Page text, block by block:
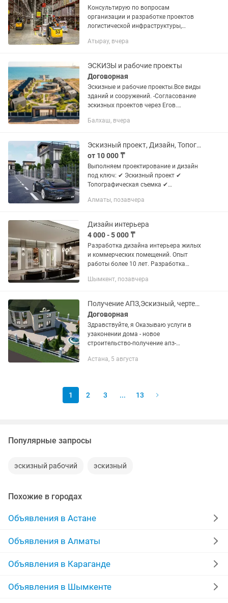
Консультирую по вопросам
организации и разработке проектов
логистической инфраструктуры,
центры и торгово-логистические
грузовые и...
Атырау, вчера
ЭСКИЗЫ и рабочие проекты
Договорная
Эскизные и рабочие проекты.Все виды
зданий и сооружений. -Согласование
эскизных проектов через Егов.
elicense) -Акт приемки в эксплуатацию;
Балхаш, вчера
Эскизный проект, Дизайн, Топографическая съемка
от 10 000 ₸
Выполняем проектирование и дизайн
под ключ: ✔ Эскизный проект ✔
Топографическая съемка ✔
✔ Экстерьер и интерьер ✔
Архитектурное...
Алматы, позавчера
Дизайн интерьера
4 000 - 5 000 ₸
Разработка дизайна интерьера жилых
и коммерческих помещений. Опыт
работы более 10 лет. Разработка
коммерческих помещений. Опыт
Шымкент, позавчера
Получение АПЗ,Эскизный, чертежи,помощь в оцифровке, пандусы и т. П.
Договорная
Здравствуйте, я Оказываю услуги в
узаконении дома - новое
строительство-получение апз-
перепланировка квартир дешево,
Астана, 5 августа
1 2 3 ... 13
Популярные запросы
эскизный рабочий эскизный
Похожие в городах
Объявления в Астане
Объявления в Алматы
Объявления в Караганде
Объявления в Шымкенте